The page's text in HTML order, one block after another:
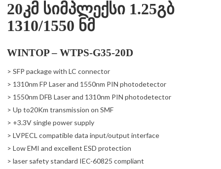
20კმ სიმპლექსი 1.25გბ
1310/1550 ნმ
WINTOP – WTPS-G35-20D
> SFP package with LC connector
> 1310nm FP Laser and 1550nm PIN photodetector
> 1550nm DFB Laser and 1310nm PIN photodetector
> Up to20Km transmission on SMF
> +3.3V single power supply
> LVPECL compatible data input/output interface
> Low EMI and excellent ESD protection
> laser safety standard IEC-60825 compliant